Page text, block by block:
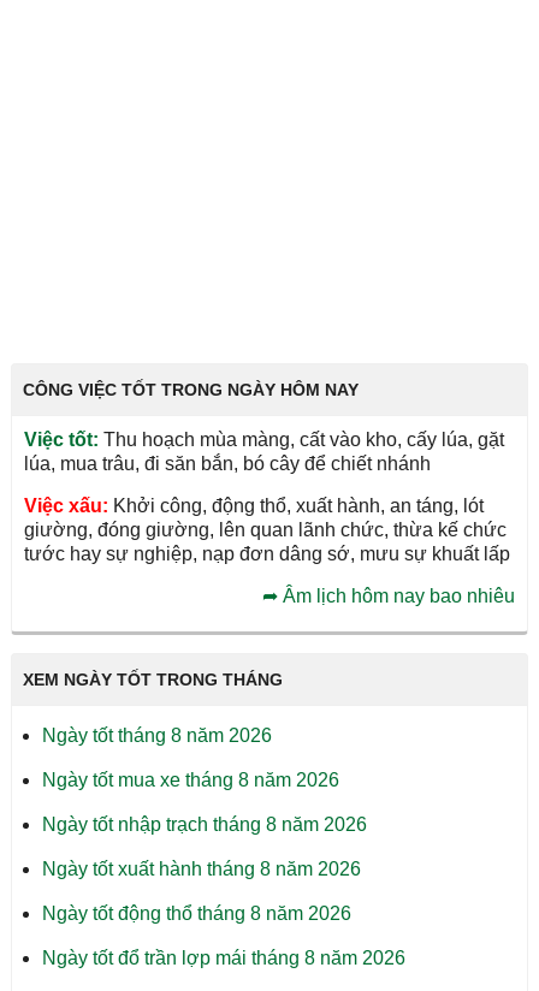
CÔNG VIỆC TỐT TRONG NGÀY HÔM NAY
Việc tốt: Thu hoạch mùa màng, cất vào kho, cấy lúa, gặt
lúa, mua trâu, đi săn bắn, bó cây để chiết nhánh
Việc xấu: Khởi công, động thổ, xuất hành, an táng, lót
giường, đóng giường, lên quan lãnh chức, thừa kế chức
tước hay sự nghiệp, nạp đơn dâng sớ, mưu sự khuất lấp
➦Âm lịch hôm nay bao nhiêu
XEM NGÀY TỐT TRONG THÁNG
Ngày tốt tháng 8 năm 2026
Ngày tốt mua xe tháng 8 năm 2026
Ngày tốt nhập trạch tháng 8 năm 2026
Ngày tốt xuất hành tháng 8 năm 2026
Ngày tốt động thổ tháng 8 năm 2026
Ngày tốt đổ trần lợp mái tháng 8 năm 2026